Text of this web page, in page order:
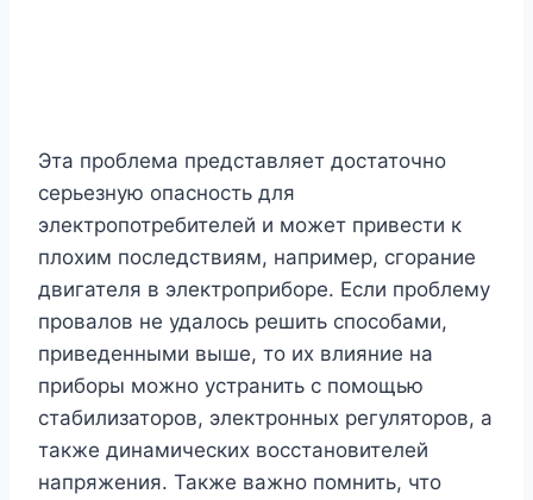
Эта проблема представляет достаточно
серьезную опасность для
электропотребителей и может привести к
плохим последствиям, например, сгорание
двигателя в электроприборе. Если проблему
провалов не удалось решить способами,
приведенными выше, то их влияние на
приборы можно устранить с помощью
стабилизаторов, электронных регуляторов, а
также динамических восстановителей
напряжения. Также важно помнить, что